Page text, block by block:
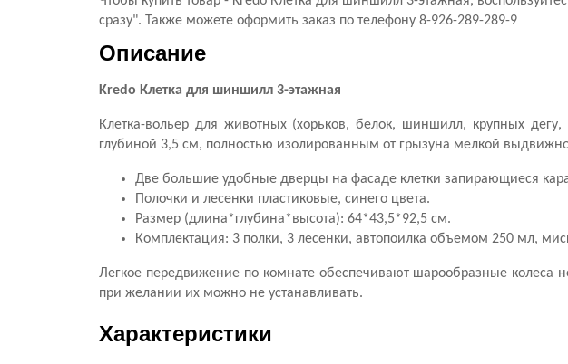
сразу". Также можете оформить заказ по телефону 8-926-289-289-9
Описание
Kredo Клетка для шиншилл 3-этажная
Клетка-вольер для животных (хорьков, белок, шиншилл, крупных
глубиной 3,5 см, полностью изолированным от грызуна мелкой
Две большие удобные дверцы на фасаде клетки запирающиеся
Полочки и лесенки пластиковые, синего цвета.
Размер (длина*глубина*высота): 64*43,5*92,5 см.
Комплектация: 3 полки, 3 лесенки, автопоилка объемом 250 мл,
Легкое передвижение по комнате обеспечивают шарообразные колеса
при желании их можно не устанавливать.
Характеристики